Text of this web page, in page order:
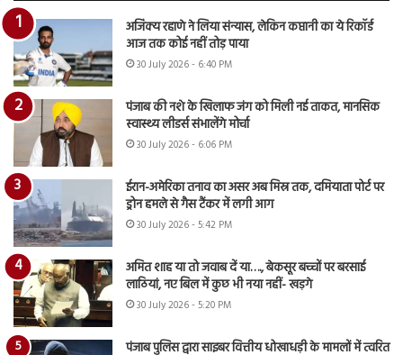
अजिंक्य रहाणे ने लिया संन्यास, लेकिन कप्तानी का ये रिकॉर्ड
आज तक कोई नहीं तोड़ पाया
30 July 2026 - 6:40 PM
पंजाब की नशे के खिलाफ जंग को मिली नई ताकत, मानसिक
स्वास्थ्य लीडर्स संभालेंगे मोर्चा
30 July 2026 - 6:06 PM
ईरान-अमेरिका तनाव का असर अब मिस्र तक, दमियाता पोर्ट पर
ड्रोन हमले से गैस टैंकर में लगी आग
30 July 2026 - 5:42 PM
अमित शाह या तो जवाब दें या…., बेकसूर बच्चों पर बरसाई
लाठियां, नए बिल में कुछ भी नया नहीं- खड़गे
30 July 2026 - 5:20 PM
पंजाब पुलिस द्वारा साइबर वित्तीय धोखाधड़ी के मामलों में त्वरित